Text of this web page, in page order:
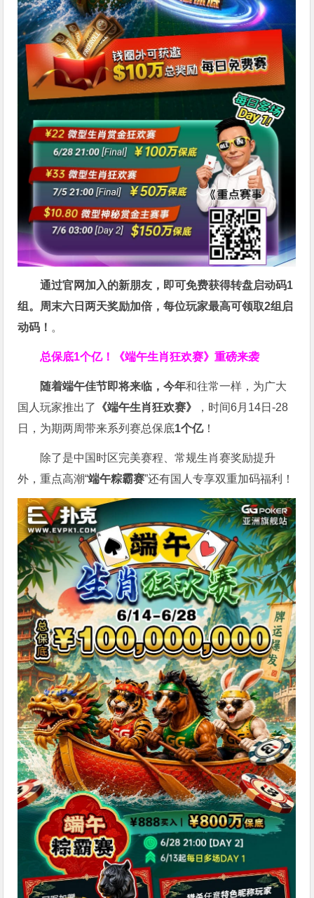
通过官网加入的新朋友，即可免费获得转盘启动码1
组。周末六日两天奖励加倍，每位玩家最高可领取2组启
动码！ 。
总保底1个亿！ 《端午生肖狂欢赛》重磅来袭
随着端午佳节即将来临，今年和往常一样，为广大
国人玩家推出了
《端午生肖狂欢赛》
，时间6月14日-28
日，为期两周带来系列赛总保底1个亿！
除了是中国时区完美赛程、常规生肖赛奖励提升
外，重点高潮“端午粽霸赛”还有国人专享双重加码福利！